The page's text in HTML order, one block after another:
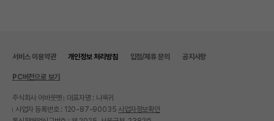
서비스 이용약관 개인정보 처리방침 입점/제휴 문의 공지사항
PC버전으로 보기
주식회사 어바웃펫
대표자명 : 나옥귀
사업자 등록번호 : 120-87-90035 사업자정보확인